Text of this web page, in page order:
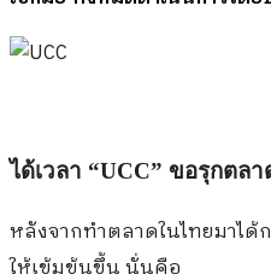
ได้เวลา “UCC” ขอรุกตล
หลังจากทำตลาดในไทยมาได้
ให้เข้มข้นขึ้น นั่นคือ